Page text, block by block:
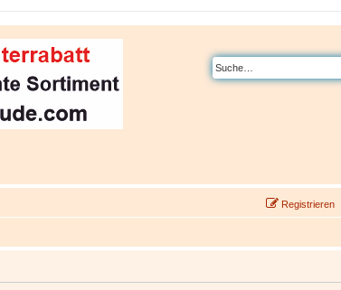
Registrieren